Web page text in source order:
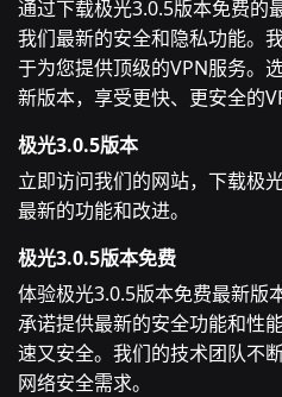
通过下载极光3.0.5版本免费的
我们最新的安全和隐私功能。
于为您提供顶级的VPN服务。
新版本，享受更快、更安全的
极光3.0.5版本
立即访问我们的网站，下载极
最新的功能和改进。
极光3.0.5版本免费
体验极光3.0.5版本免费最新版
承诺提供最新的安全功能和性
速又安全。我们的技术团队不
网络安全需求。